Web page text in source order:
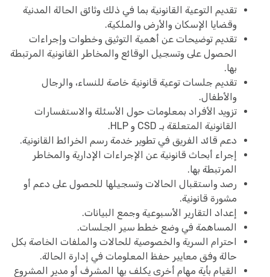
تقديم التوعية القانونية بما في ذلك وثائق الحالة المدنية
وقضايا الإسكان والأرض والملكية.
تقديم توضيحات عن أهمية التوثيق وخطوات وإجراءات
الحصول على وتسجيل الوقائع والمخاطر القانونية المرتبطة
بها.
تقديم جلسات توعية قانونية خاصة للنساء، والرجال
والأطفال.
تزويد الأفراد بمعلومات حول الأسئلة والاستفسارات
القانونية المتعلقة بـ CSD و HLP.
دعم قائد الفريق في تطوير خدمة رسم الخرائط القانونية.
إجراء أبحاث قانونية عن الإجراءات الإدارية والمخاطر
المرتبطة بها.
رصد واستقبال الحالات وتسجيلها للحصول على دعم أو
مشورة قانونية.
إعداد التقارير الأسبوعية وجمع البيانات.
المساهمة في وضع خطط سير الجلسات.
احترام السرية والخصوصية للحالات والملفات الخاصة بكل
حالة وفق معايير حفظ المعلومات في إدارة الحالة.
القيام بأية مهام أخرى يكلف بها المشرف أو مدير المشروع